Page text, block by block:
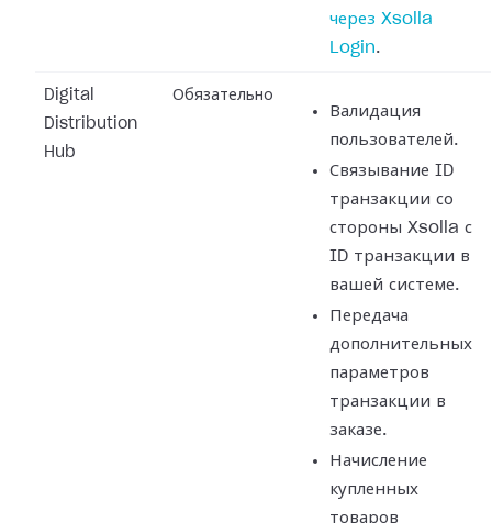
через Xsolla
Login.
Digital
Distribution
Hub
Обязательно
Валидация
пользователей.
Связывание ID
транзакции со
стороны Xsolla с
ID транзакции в
вашей системе.
Передача
дополнительных
параметров
транзакции в
заказе.
Начисление
купленных
товаров